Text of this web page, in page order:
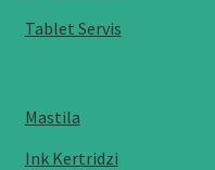
Tablet Servis
Mastila
Ink Kertridzi